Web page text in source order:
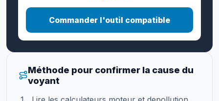
Commander l'outil compatible
Méthode pour confirmer la cause du
voyant